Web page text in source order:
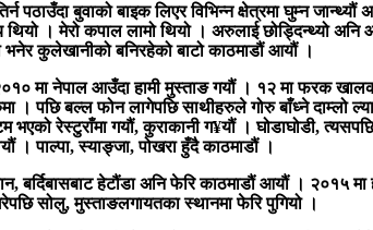
बुवाको बाइक लिएर विभिन्न क्षेत्रमा घुम्न
। मेरो कपाल लामो थियो । अरुलाई छोड्दिन्थ्यो अनि
कुलेखानीको बनिरहेको बाटो काठमाडौं आयौं ।
मा नेपाल आउँदा हामी मुस्ताङ गयौं । १२ मा फरक
पछि बल्ल फोन लागेपछि साथीहरुले गोरु बाँध्ने दाम्लो
रेस्टुराँमा गयौं, कुराकानी ग¥यौं । घोडाघोडी, त्यसपछि
। पाल्पा, स्याङ्जा, पोखरा हुँदै काठमाडौं ।
हेटौंडा अनि फेरि काठमाडौं आयौं । २०१५ मा
सोलु, मुस्ताङलगायतका स्थानमा फेरि पुगियो ।